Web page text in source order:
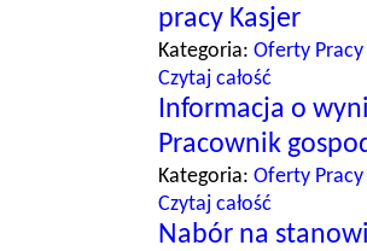
pracy Kasjer
Kategoria: Oferty Pracy
Czytaj całość
Informacja o
Pracownik
Kategoria: Oferty Pracy
Czytaj całość
Nabór na